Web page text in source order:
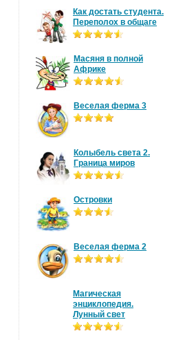
Как достать студента.
Переполох в общаге
Масяня в полной
Африке
Веселая ферма 3
Колыбель света 2.
Граница миров
Островки
Веселая ферма 2
Магическая
энциклопедия.
Лунный свет